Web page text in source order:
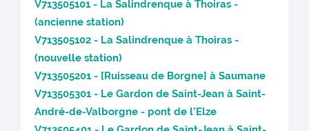
V713505101 - La Salindrenque à Thoiras -
(ancienne station)
V713505102 - La Salindrenque à Thoiras -
(nouvelle station)
V713505201 - [Ruisseau de Borgne] à Saumane
V713505301 - Le Gardon de Saint-Jean à Saint-
André-de-Valborgne - pont de l’Elze